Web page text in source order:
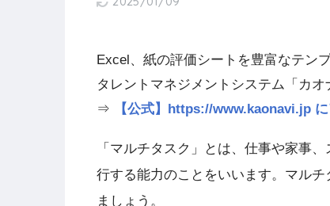
Excel、紙の評価シートを豊富なテン
タレントマネジメントシステム「カ
⇒
【公式】https://www.kaonavi.jp
「マルチタスク」とは、仕事や家事
行する能力のことをいいます。マル
ましょう。